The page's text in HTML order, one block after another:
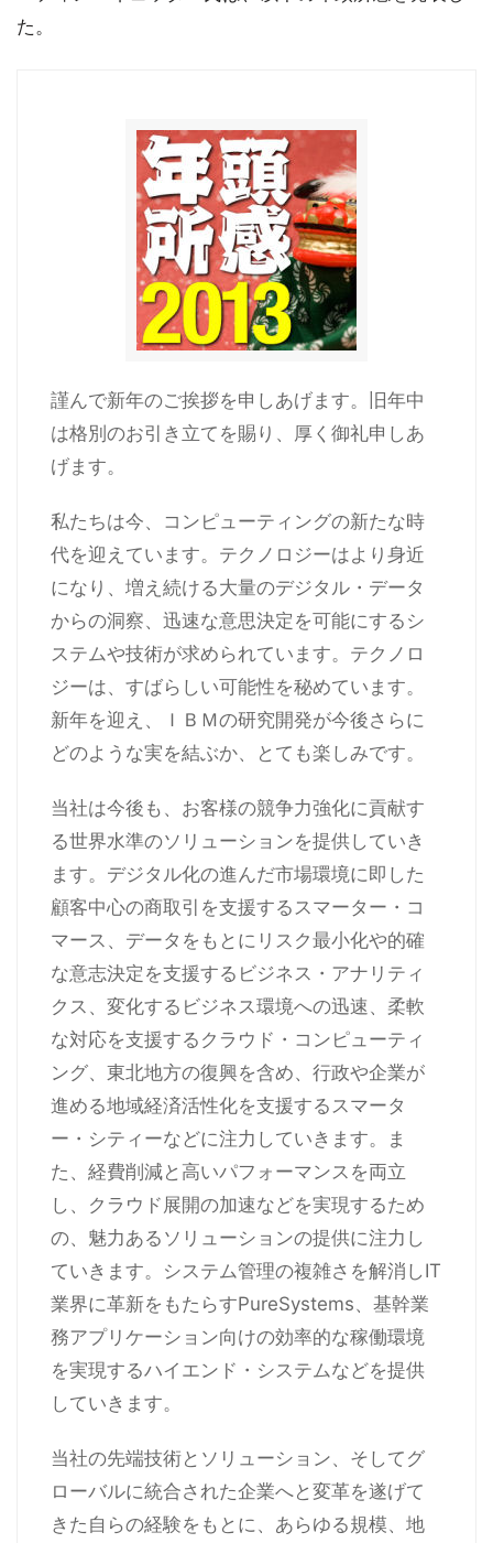
た。
謹んで新年のご挨拶を申しあげます。旧年中
は格別のお引き立てを賜り、厚く御礼申しあ
げます。
私たちは今、コンピューティングの新たな時
代を迎えています。テクノロジーはより身近
になり、増え続ける大量のデジタル・データ
からの洞察、迅速な意思決定を可能にするシ
ステムや技術が求められています。テクノロ
ジーは、すばらしい可能性を秘めています。
新年を迎え、ＩＢＭの研究開発が今後さらに
どのような実を結ぶか、とても楽しみです。
当社は今後も、お客様の競争力強化に貢献す
る世界水準のソリューションを提供していき
ます。デジタル化の進んだ市場環境に即した
顧客中心の商取引を支援するスマーター・コ
マース、データをもとにリスク最小化や的確
な意志決定を支援するビジネス・アナリティ
クス、変化するビジネス環境への迅速、柔軟
な対応を支援するクラウド・コンピューティ
ング、東北地方の復興を含め、行政や企業が
進める地域経済活性化を支援するスマータ
ー・シティーなどに注力していきます。ま
た、経費削減と高いパフォーマンスを両立
し、クラウド展開の加速などを実現するため
の、魅力あるソリューションの提供に注力し
ていきます。システム管理の複雑さを解消しIT
業界に革新をもたらすPureSystems、基幹業
務アプリケーション向けの効率的な稼働環境
を実現するハイエンド・システムなどを提供
していきます。
当社の先端技術とソリューション、そしてグ
ローバルに統合された企業へと変革を遂げて
きた自らの経験をもとに、あらゆる規模、地